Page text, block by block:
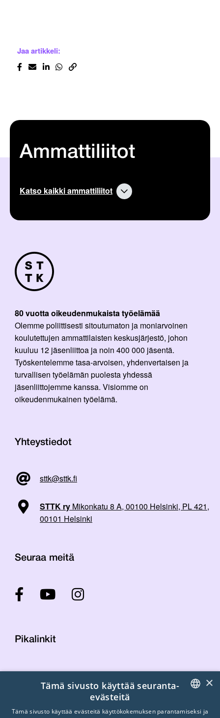
Jaa artikkeli:
Ammattiliitot
Katso kaikki ammattiliitot
80 vuotta oikeudenmukaista työelämää
Olemme poliittisesti sitoutumaton ja moniarvoinen
koulutettujen ammattilaisten keskusjärjestö, johon
kuuluu 12 jäsenliittoa ja noin 400 000 jäsentä.
Työskentelemme tasa-arvoisen, yhdenvertaisen ja
turvallisen työelämän puolesta yhdessä
jäsenliittojemme kanssa. Visiomme on
oikeudenmukainen työelämä.
Yhteystiedot
sttk@sttk.fi
STTK ry Mikonkatu 8 A, 00100 Helsinki, PL 421,
00101 Helsinki
Seuraa meitä
Pikalinkit
Laskutustiedot
Tietosuojaseloste
FINNISH
×
Tämä sivusto käyttää seuranta-
evästeitä
Tämä sivusto käyttää evästeitä käyttökokemuksen parantamiseksi ja